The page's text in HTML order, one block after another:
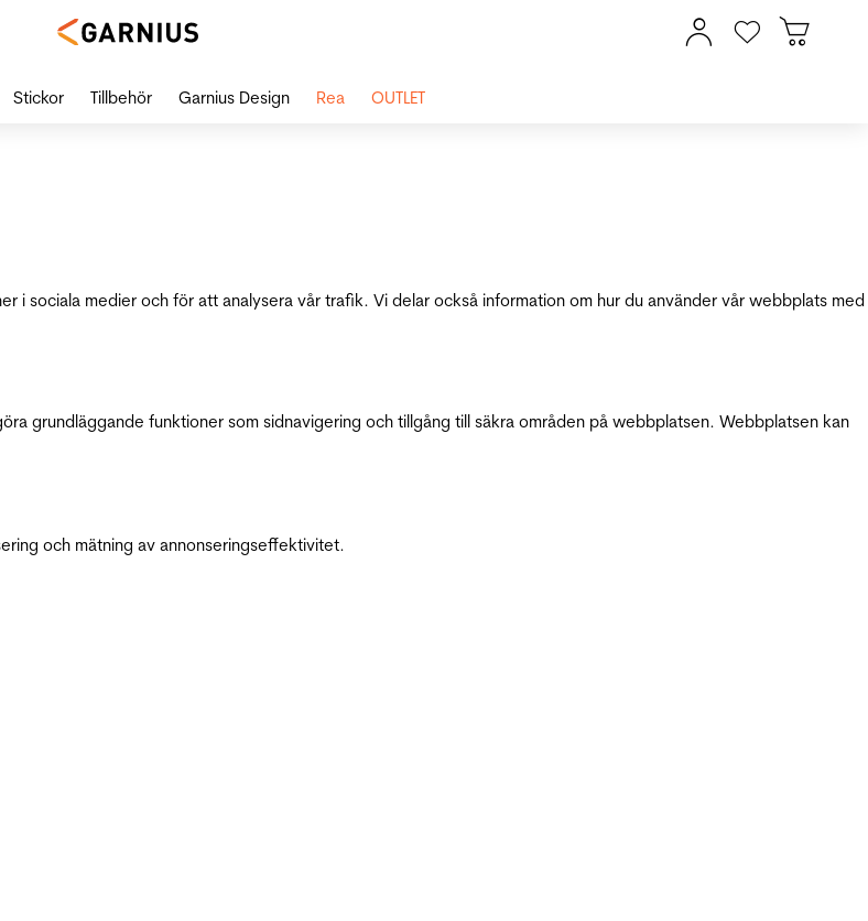
i sociala medier och för att analysera vår trafik. Vi delar också information om hur du använder vår webbplats med
grundläggande funktioner som sidnavigering och tillgång till säkra områden på webbplatsen. Webbplatsen kan
och mätning av annonseringseffektivitet.
Stickor Tillbehör Garnius Design Rea OUTLET